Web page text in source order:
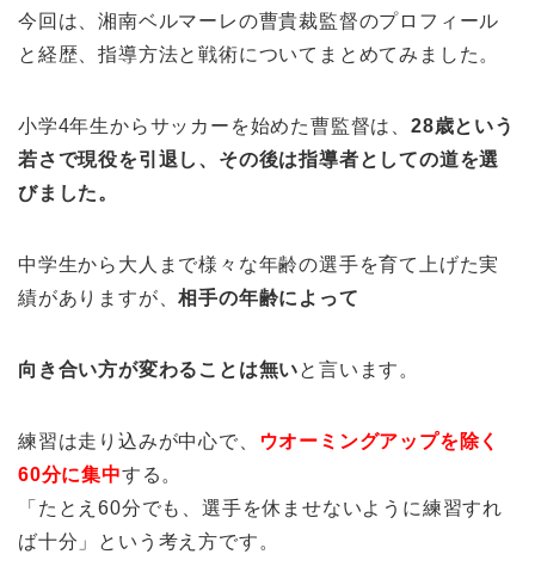
今回は、湘南ベルマーレの曹貴裁監督のプロフィール
と経歴、指導方法と戦術についてまとめてみました。
小学4年生からサッカーを始めた曹監督は、 28歳という
若さで現役を引退し、その後は指導者としての道を選
びました。
中学生から大人まで様々な年齢の選手を育て上げた実
績がありますが、相手の年齢によって
向き合い方が変わることは無いと言います。
練習は走り込みが中心で、
ウオーミングアップを除く
60分に集中する。
「たとえ60分でも、選手を休ませないように練習すれ
ば十分」という考え方です。